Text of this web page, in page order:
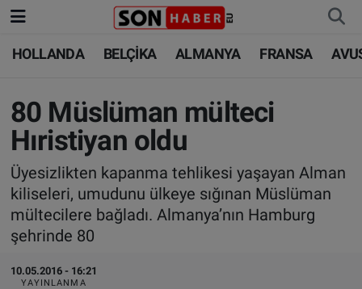
HOLLANDA BELÇİKA ALMANYA FRANSA
80 Müslüman mülteci
Hıristiyan oldu
Üyesizlikten kapanma tehlikesi yaşayan Alman
kiliseleri, umudunu ülkeye sığınan Müslüman
mültecilere bağladı. Almanya’nın Hamburg
şehrinde 80
10.05.2016 - 16:21
YAYINLANMA
HOLLANDA
BELÇİKA
ALMANYA
FRANSA
AVUSTURYA
SAĞLIK - YAŞAM
HOLLANDA
BELÇİKA
ALMANYA
TÜRKİYE
DÜNYA
BİLİM-TEKNOLOJİ
Nöbetçi Eczaneler
Hava Durumu
Trafik Durumu
Süper Lig Puan Durumu ve Fikstür
Tüm Manşetler
Son Dakika Haberleri